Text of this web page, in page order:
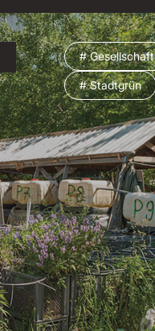
# Gesellschaft
# Stadtgrün